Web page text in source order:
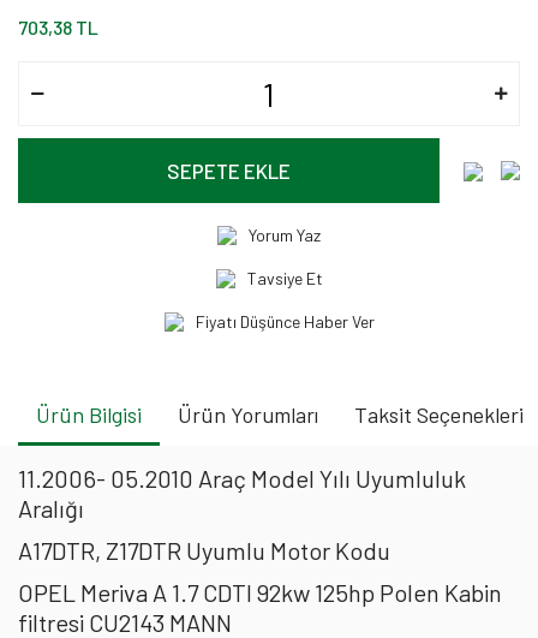
703,38 TL
SEPETE EKLE
Yorum Yaz
Tavsiye Et
Fiyatı Düşünce Haber Ver
Ürün Bilgisi Ürün Yorumları Taksit Seçenekleri
11.2006- 05.2010 Araç Model Yılı Uyumluluk
Aralığı
A17DTR, Z17DTR Uyumlu Motor Kodu
OPEL Meriva A 1.7 CDTI 92kw 125hp Polen Kabin
filtresi CU2143 MANN